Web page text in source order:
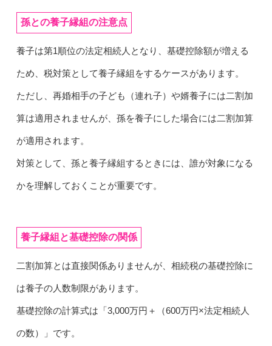
孫との養子縁組の注意点
養子は第1順位の法定相続人となり、基礎控除額が増える
ため、税対策として養子縁組をするケースがあります。
ただし、再婚相手の子ども（連れ子）や婿養子には二割加
算は適用されませんが、孫を養子にした場合には二割加算
が適用されます。
対策として、孫と養子縁組するときには、誰が対象になる
かを理解しておくことが重要です。
養子縁組と基礎控除の関係
二割加算とは直接関係ありませんが、相続税の基礎控除に
は養子の人数制限があります。
基礎控除の計算式は「3,000万円＋（600万円×法定相続人
の数）」です。